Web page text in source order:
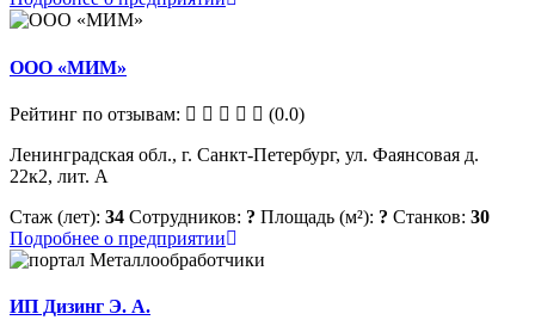
ООО «МИМ»
Рейтинг по отзывам:
(0.0)
Ленинградская обл., г. Санкт-Петербург, ул. Фаянсовая д.
22к2, лит. А
Стаж (лет): 34 Сотрудников: ? Площадь (м²): ? Станков: 30
Подробнее о предприятии
ИП Дизинг Э. А.